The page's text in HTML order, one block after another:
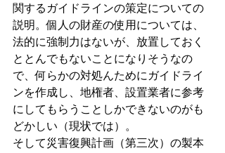
関するガイドラインの策定についての
説明。個人の財産の使用については、
法的に強制力はないが、放置しておく
ととんでもないことになりそうなの
で、何らかの対処んためにガイドライ
ンを作成し、地権者、設置業者に参考
にしてもらうことしかできないのがも
どかしい（現状では）。
そして災害復興計画（第三次）の製本